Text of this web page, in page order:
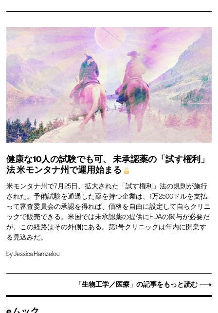
健康な10人の試験でも可、
未承認薬の「試す権利」
法米モンタナ州で運用始まる
米モンタナ州で7月25日、拡大された「試す権利」法の規則が施行
された。予備試験を通過した薬を持つ企業は、1万2500ドルを支払
って審査委員会の承認を得れば、価格を自由に設定して自らクリニ
ックで販売できる。米国では未承認薬の提供にFDAの関与が必要だ
が、この経路はその外側にある。第1号クリニックは年内に開業す
る見込みだ。
byJessica Hamzelou
「生物工学／医療」の記事をもっと読む